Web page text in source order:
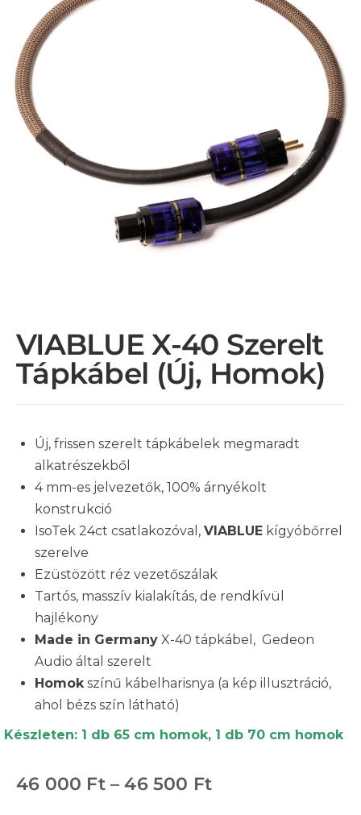
VIABLUE X-40 Szerelt
Tápkábel (új, Homok)
Új, frissen szerelt tápkábelek megmaradt
alkatrészekből
4 mm-es jelvezetők, 100% árnyékolt
konstrukció
IsoTek 24ct csatlakozóval, VIABLUE kígyóbőrrel
szerelve
Ezüstözött réz vezetőszálak
Tartós, masszív kialakítás, de rendkívül
hajlékony
Made in Germany X-40 tápkábel, Gedeon
Audio által szerelt
Homokszínű kábelharisnya (a kép illusztráció,
ahol bézs szín látható)
Készleten: 1 db 65 cm homok, 1 db 70 cm homok
46 000 Ft – 46 500 Ft